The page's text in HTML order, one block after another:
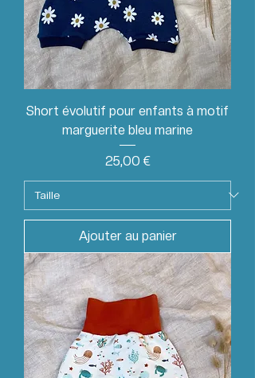
Short évolutif pour enfants à motif
marguerite bleu marine
Prix
25,00 €
Ajouter au panier